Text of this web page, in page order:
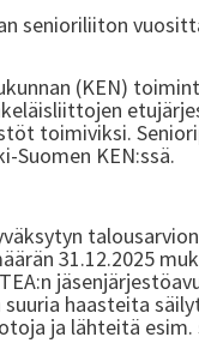
senioriliiton
(KEN)
toimiviksi.
Suomen KEN:ssä.
31.12.2025
haasteita
ja lähteitä